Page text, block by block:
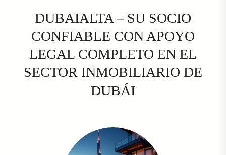
DUBAIALTA – SU SOCIO
CONFIABLE CON APOYO
LEGAL COMPLETO EN EL
SECTOR INMOBILIARIO DE
DUBÁI